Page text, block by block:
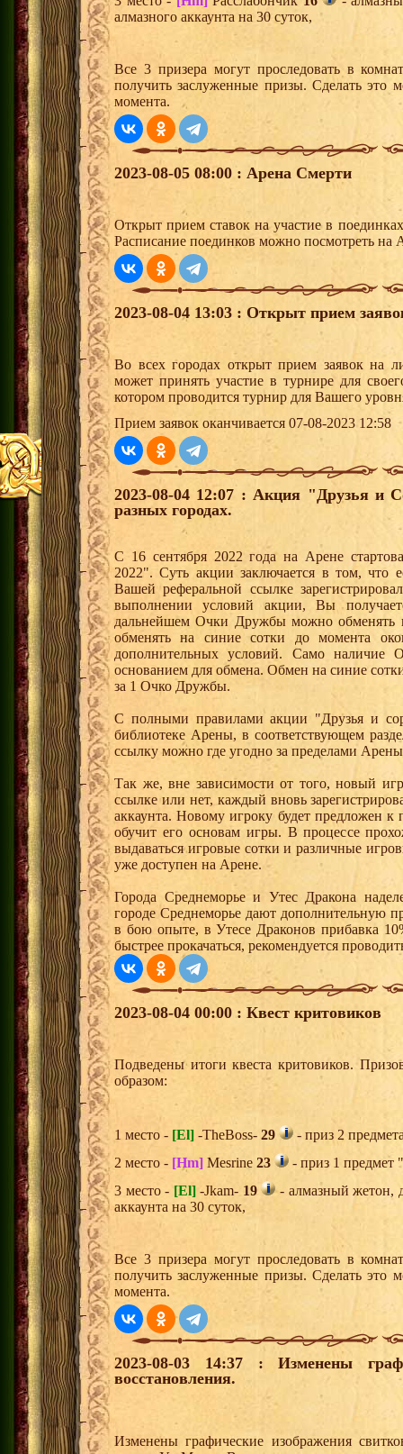
алмазного аккаунта на 30 суток,
Все 3 призера могут проследовать в
получить заслуженные призы. Сделать это
момента.
2023-08-05 08:00 : Арена Смерти
Открыт прием ставок на участие в
Расписание поединков можно посмотреть на
2023-08-04 13:03 : Открыт прием
Во всех городах открыт прием заявок на
может принять участие в турнире для
котором проводится турнир для Вашего
Прием заявок оканчивается 07-08-2023 12:58
2023-08-04 12:07 : Акция "Друзья и
разных городах.
С 16 сентября 2022 года на Арене
2022". Суть акции заключается в том, что
Вашей реферальной ссылке
выполнении условий акции, Вы
дальнейшем Очки Дружбы можно
обменять на синие сотки до момента
дополнительных условий. Само наличие
основанием для обмена. Обмен на синие
за 1 Очко Дружбы.
С полными правилами акции "Друзья и
библиотеке Арены, в соответствующем
ссылку можно где угодно за пределами
Так же, вне зависимости от того, новый
ссылке или нет, каждый вновь
аккаунта. Новому игроку будет предложен
обучит его основам игры. В процессе
выдаваться игровые сотки и различные
уже доступен на Арене.
Города Среднеморье и Утес Дракона
городе Среднеморье дают дополнительную
в бою опыте, в Утесе Драконов прибавка
быстрее прокачаться, рекомендуется
2023-08-04 00:00 : Квест критовиков
Подведены итоги квеста критовиков.
образом:
1 место - [El] -TheBoss- 29
- приз 2
2 место - [Hm] Mesrine 23
- приз 1 предмет
3 место - [El]-Jkam- 19
- алмазный жетон,
аккаунта на 30 суток,
Все 3 призера могут проследовать в
получить заслуженные призы. Сделать это
момента.
2023-08-03 14:37 : Изменены
восстановления.
Изменены графические изображения